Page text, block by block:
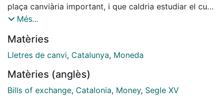
plaça canviària important, i que caldria estudiar el curs
del for o preu dels
semblen haver tingut
a la nostra ciutat un desenvolupament força reexit, en
a conseqüència de les dificultats comercials que
travessà el nostre país en
Més...
Matèries
Lletres de canvi, Catalunya, Moneda
Matèries (anglès)
Bills of exchange, Catalonia, Money, Segle XV